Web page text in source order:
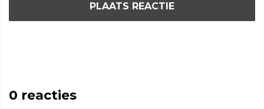
PLAATS REACTIE
0 reacties